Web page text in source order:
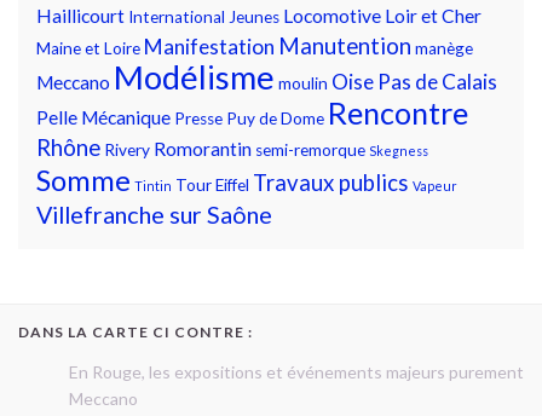
Haillicourt International Jeunes Locomotive Loir et Cher
Maine et Loire Manifestation Manutention manège
Meccano Modélisme moulin Oise Pas de Calais
Pelle Mécanique Presse Puy de Dome Rencontre
Rhône Rivery Romorantin semi-remorque Skegness
Somme Tintin Tour Eiffel Travaux publics Vapeur
Villefranche sur Saône
DANS LA CARTE CI CONTRE :
En Rouge, les expositions et événements majeurs purement
Meccano